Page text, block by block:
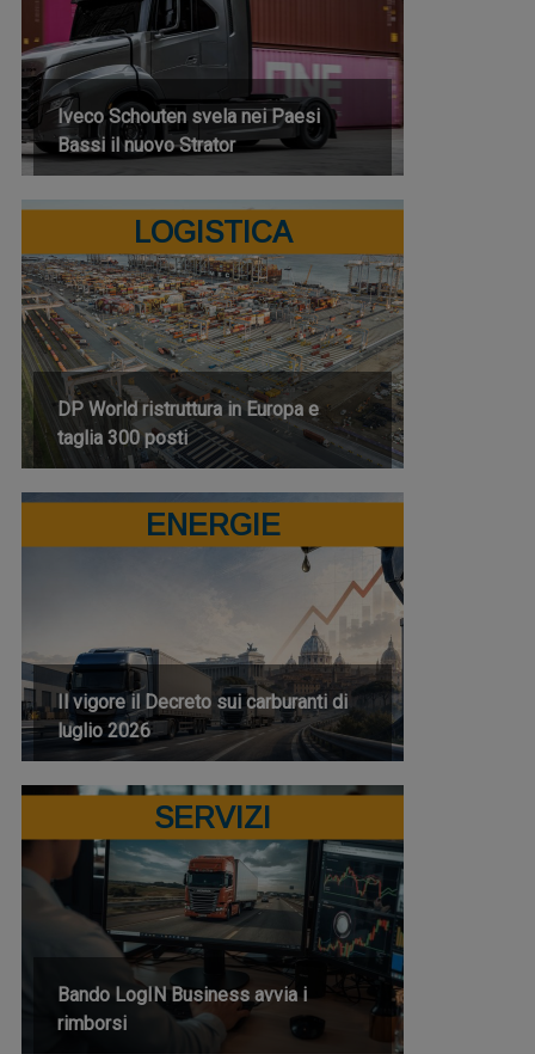
Iveco Schouten svela nei Paesi
Bassi il nuovo Strator
LOGISTICA
DP World ristruttura in Europa e
taglia 300 posti
ENERGIE
Il vigore il Decreto sui carburanti di
luglio 2026
SERVIZI
Bando LogIN Business avvia i
rimborsi